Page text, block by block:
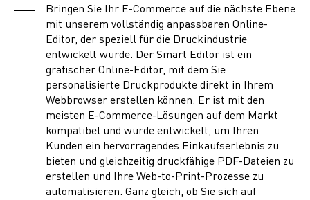
Bringen Sie Ihr E-Commerce auf die nächste Ebene
mit unserem vollständig anpassbaren Online-
Editor, der speziell für die Druckindustrie
entwickelt wurde. Der Smart Editor ist ein
grafischer Online-Editor, mit dem Sie
personalisierte Druckprodukte direkt in Ihrem
Webbrowser erstellen können. Er ist mit den
meisten E-Commerce-Lösungen auf dem Markt
kompatibel und wurde entwickelt, um Ihren
Kunden ein hervorragendes Einkaufserlebnis zu
bieten und gleichzeitig druckfähige PDF-Dateien zu
erstellen und Ihre Web-to-Print-Prozesse zu
automatisieren. Ganz gleich, ob Sie sich auf